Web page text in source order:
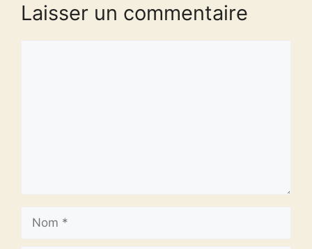
Laisser un commentaire
Nom